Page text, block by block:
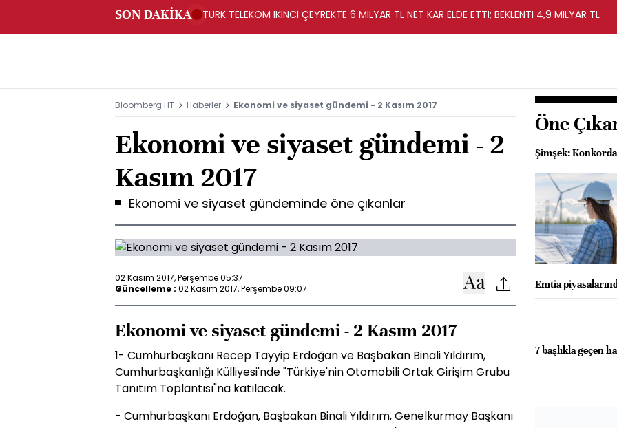
SON DAKİKA TÜRK TELEKOM İKİNCİ ÇEYREKTE 6 MİLYAR TL NET KAR ELDE ETTİ; BEKLENTİ 4,9 MİLYAR TL
Bloomberg HT Haberler Ekonomi ve siyaset gündemi - 2 Kasım 2017
Ekonomi ve siyaset gündemi - 2
Kasım 2017
Ekonomi ve siyaset gündeminde öne çıkanlar
02 Kasım 2017, Perşembe 05:37
Güncelleme : 02 Kasım 2017, Perşembe 09:07
Ekonomi ve siyaset gündemi - 2 Kasım 2017
1- Cumhurbaşkanı Recep Tayyip Erdoğan ve Başbakan Binali Yıldırım,
Cumhurbaşkanlığı Külliyesi'nde "Türkiye'nin Otomobili Ortak Girişim Grubu
Tanıtım Toplantısı"na katılacak.
- Cumhurbaşkanı Erdoğan, Başbakan Binali Yıldırım, Genelkurmay Başkanı
Öne
Şimşek:
Emtia
7 başlıkla geçen